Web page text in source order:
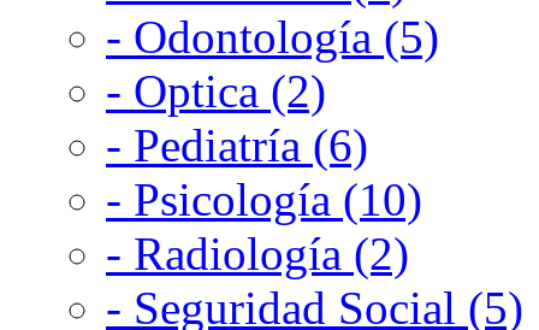
- Odontología (5)
- Optica (2)
- Pediatría (6)
- Psicología (10)
- Radiología (2)
- Seguridad Social (5)